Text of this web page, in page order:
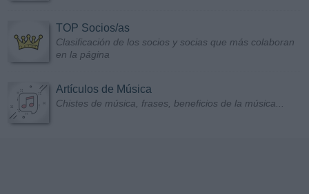
TOP Socios/as
Clasificación de los socios y socias que más colaboran
en la página
Artículos de Música
Chistes de música, frases, beneficios de la música...